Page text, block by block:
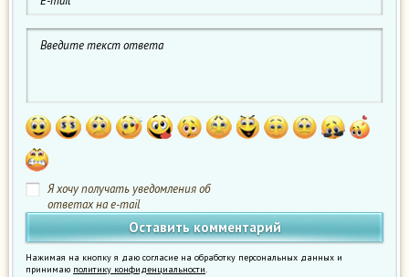
Я хочу получать уведомления об
ответах на e-mail
Нажимая на кнопку я даю согласие на обработку персональных данных и
принимаю политику конфиденциальности.